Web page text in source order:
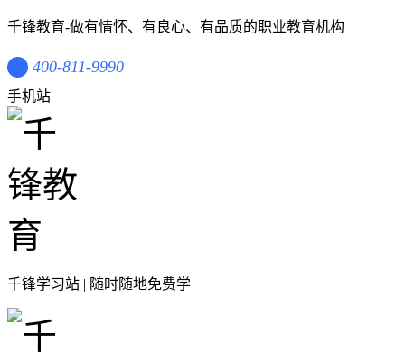
千锋教育-做有情怀、有良心、有品质的职业教育机构
400-811-9990
手机站
千锋学习站 | 随时随地免费学